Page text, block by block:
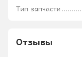
Тип запчасти
Отзывы